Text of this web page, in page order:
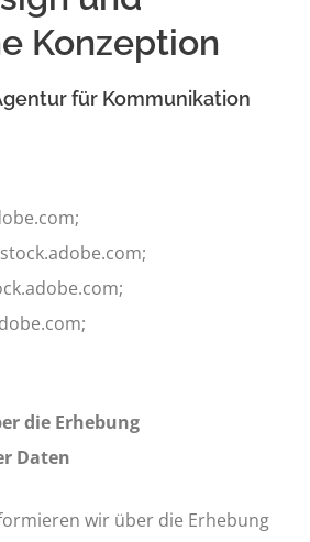
Konzeption
für Kommunikation
die Erhebung
Daten
wir über die Erhebung